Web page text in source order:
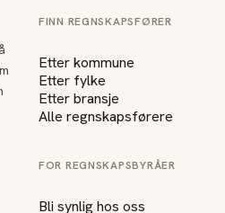
FINN REGNSKAPSFØRER
Etter kommune
Etter fylke
Etter bransje
Alle regnskapsførere
FOR REGNSKAPSBYRÅER
Bli synlig hos oss